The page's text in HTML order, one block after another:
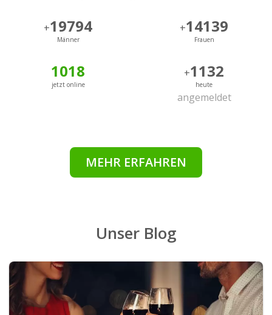
+19794
Männer
+14139
Frauen
1018
jetzt online
+1132
heute
angemeldet
MEHR ERFAHREN
Unser Blog